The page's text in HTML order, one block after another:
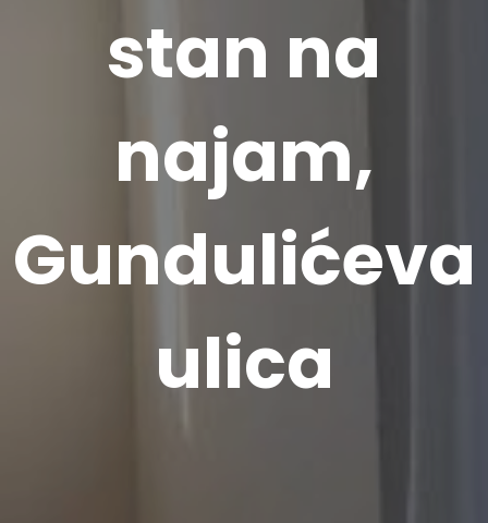
stan na
najam,
Gundulićeva
ulica